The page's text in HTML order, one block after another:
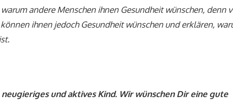
andere Menschen ihnen Gesundheit wünschen, denn
ihnen jedoch Gesundheit wünschen und erklären,
und aktives Kind. Wir wünschen Dir eine gute